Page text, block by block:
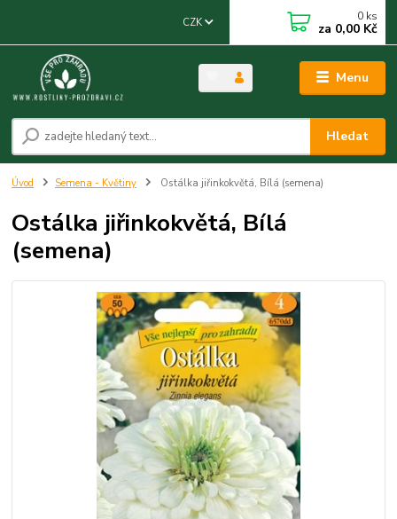
Menu
CZK
Hledat
0 ks
za 0,00 Kč
Úvod Semena - Květiny Ostálka jiřinkokvětá, Bílá (semena)
Ostálka jiřinkokvětá, Bílá
(semena)